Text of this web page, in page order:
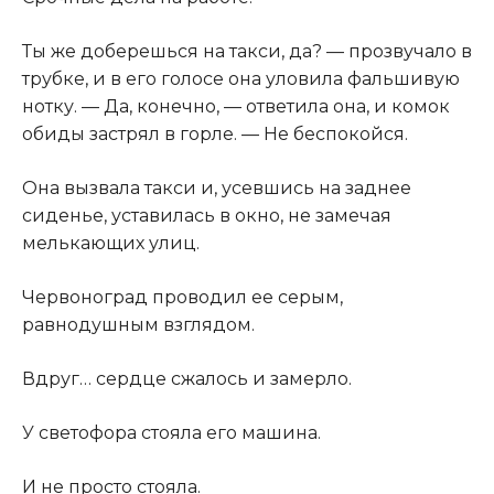
Ты же доберешься на такси, да? — прозвучало в
трубке, и в его голосе она уловила фальшивую
нотку. — Да, конечно, — ответила она, и комок
обиды застрял в горле. — Не беспокойся.
Она вызвала такси и, усевшись на заднее
сиденье, уставилась в окно, не замечая
мелькающих улиц.
Червоноград проводил ее серым,
равнодушным взглядом.
Вдруг… сердце сжалось и замерло.
У светофора стояла его машина.
И не просто стояла.